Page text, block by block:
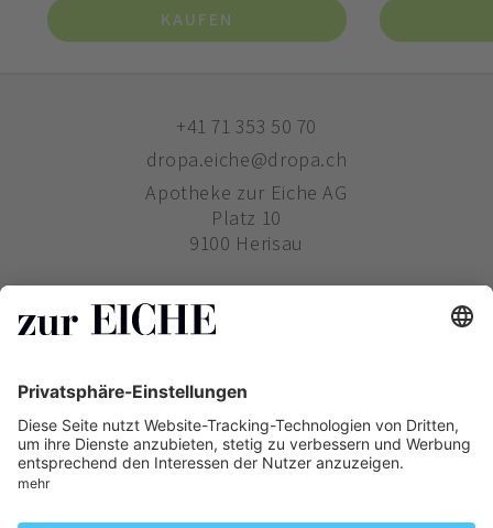
KAUFEN
+41 71 353 50 70
dropa.eiche@dropa.ch
Apotheke zur Eiche AG
Platz 10
9100 Herisau
ZUR EICHE
PHARMAVERTRIEB